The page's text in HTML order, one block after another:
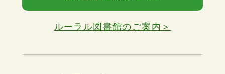
ルーラル図書館のご案内＞